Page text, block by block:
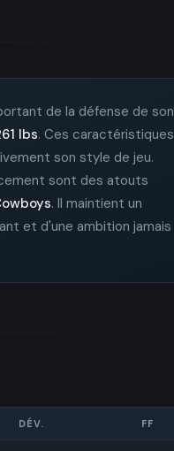
de la défense de son
lbs. Ces caractéristiques
son style de jeu.
sont des atouts
. Il maintient un
et d'une ambition jamais
DÉV. FF